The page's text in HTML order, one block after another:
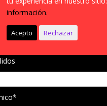
nuestro Newsletter
información.
Acepto Rechazar